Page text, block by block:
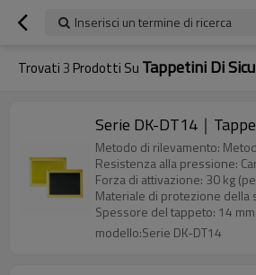
Inserisci un termine di ricerca
Trovati3 Prodotti Su Tappetini Di
Serie DK-DT14｜
Metodo di rilevamento:
Resistenza alla pressione:
Forza di attivazione: 30 kg
Materiale di protezione della
Spessore del tappeto: 14 mm
modello:Serie DK-DT14